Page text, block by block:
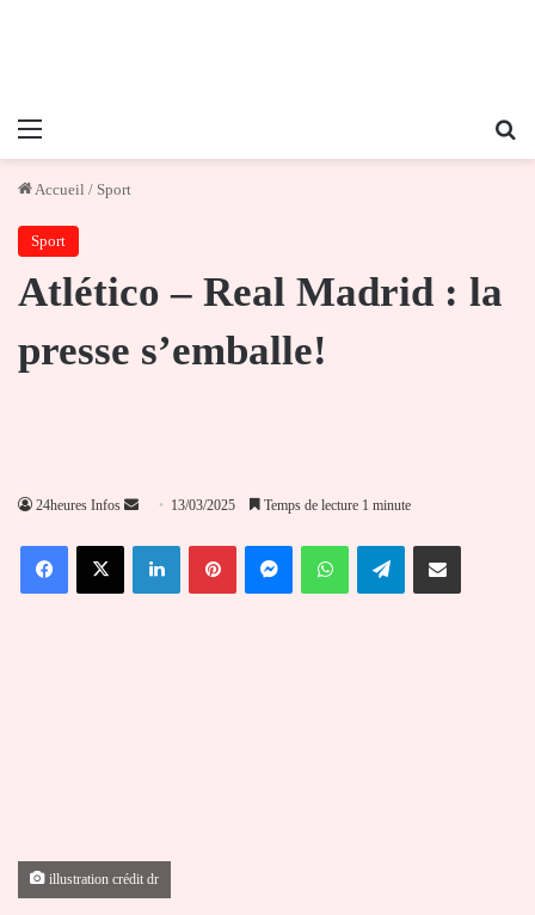
Menu
Accueil / Sport
Sport
Atlético – Real Madrid : la
presse s’emballe!
24heures Infos
Envoyer
courriel
13/03/2025 Temps de lecture 1 minute
FacebookX LinkedinPinterestMessengerWhatsAppTelegramPartager par email
illustration crédit dr